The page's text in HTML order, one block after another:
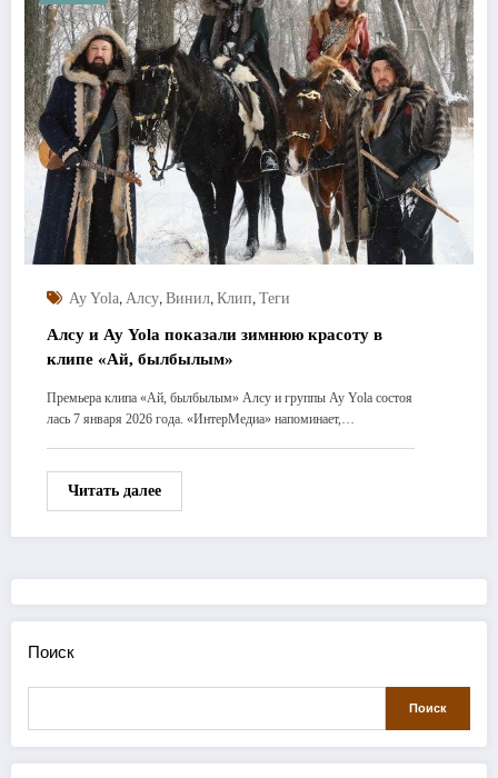
Ay Yola, Алсу, Винил, Клип, Теги
Алсу и Ay Yola показали зимнюю красоту в
клипе «Ай, былбылым»
Премьера клипа «Ай, былбылым» Алсу и группы Ay Yola состоя
лась 7 января 2026 года. «ИнтерМедиа» напоминает,…
Читать далее
Поиск
Поиск